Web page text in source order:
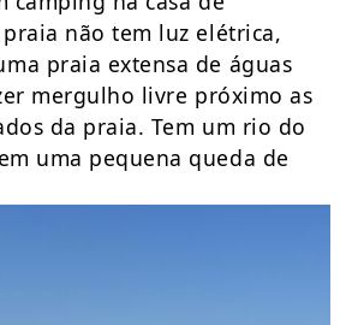
não tem luz elétrica,
praia extensa de águas
mergulho livre próximo as
da praia. Tem um rio do
uma pequena queda de